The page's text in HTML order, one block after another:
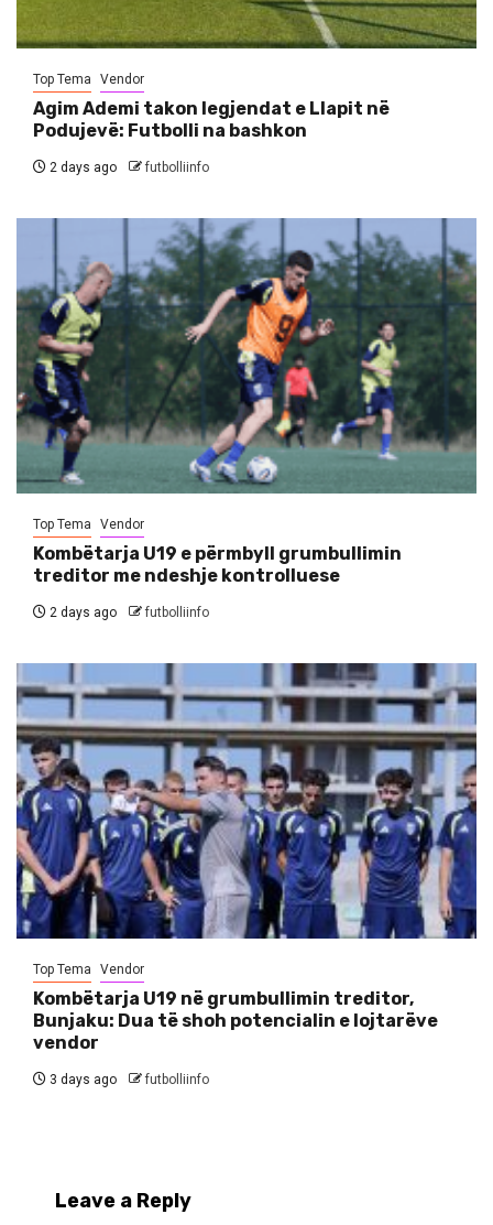
Top Tema Vendor
Agim Ademi takon legjendat e Llapit në
Podujevë: Futbolli na bashkon
2 days ago futbolliinfo
Top Tema Vendor
Kombëtarja U19 e përmbyll grumbullimin
treditor me ndeshje kontrolluese
2 days ago futbolliinfo
Top Tema Vendor
Kombëtarja U19 në grumbullimin treditor,
Bunjaku: Dua të shoh potencialin e lojtarëve
vendor
3 days ago futbolliinfo
Leave a Reply